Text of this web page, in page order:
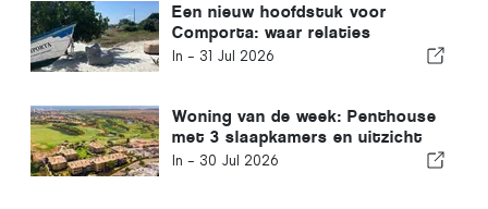
Een nieuw hoofdstuk voor
Comporta: waar relaties
buitengewone kansen creëren
In - 31 Jul 2026
Woning van de week: Penthouse
met 3 slaapkamers en uitzicht
op de golfbaan en de zee in
In - 30 Jul 2026